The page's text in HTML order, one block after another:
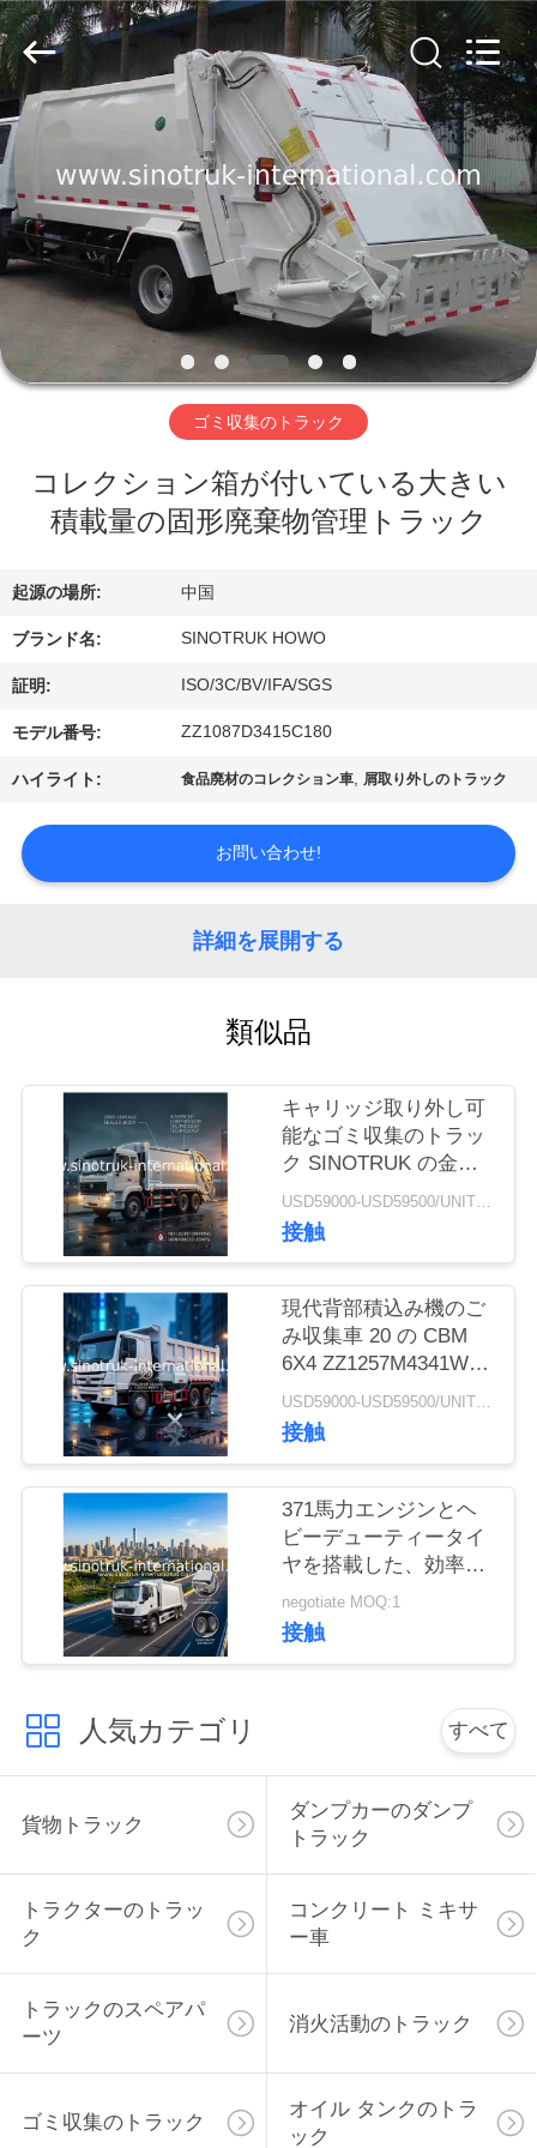
家
へ
製
わ
し
ち
に
つ
い
て
工
理
く
金
を
求
め
て
く
だ
さ
い
ヤ
ー.
Copyright
©
2016
2026
SINOTRUK
INTERNATIONAL
CO.,
LTD..
All
Reserved.
ゴミ収集のトラック
コレクション箱が付いている大きい
積載量の固形廃棄物管理トラック
起源の場所: 中国
ブランド名: SINOTRUK HOWO
証明: ISO/3C/BV/IFA/SGS
モデル番号: ZZ1087D3415C180
ハイライト: 食品廃材のコレクション車, 屑取り外しのトラック
お問い合わせ!
詳細を展開する
類似品
キャリッジ取り外し可
能なゴミ収集のトラッ
ク SINOTRUK の金王
子 20-25CBM 6X4
USD59000-USD59500/UNIT)negotiation MOQ:1 ユニット
接触
現代背部積込み機のご
み収集車 20 の CBM
6X4 ZZ1257M4341W
のゴミ箱のトラック
USD59000-USD59500/UNIT)negotiation MOQ:1 ユニット
接触
371馬力エンジンとヘ
ビーデューティータイ
ヤを搭載した、効率的
な廃棄物管理のための
18立方メートル大型圧
縮ゴミ収集車
negotiate MOQ:1
接触
人気カテゴリ すべて
貨物トラック
ダンプカーのダンプ
トラック
トラクターのトラッ
ク
コンクリート ミキサ
ー車
トラックのスペアパ
ーツ
消火活動のトラック
ゴミ収集のトラック
オイル タンクのトラ
ック